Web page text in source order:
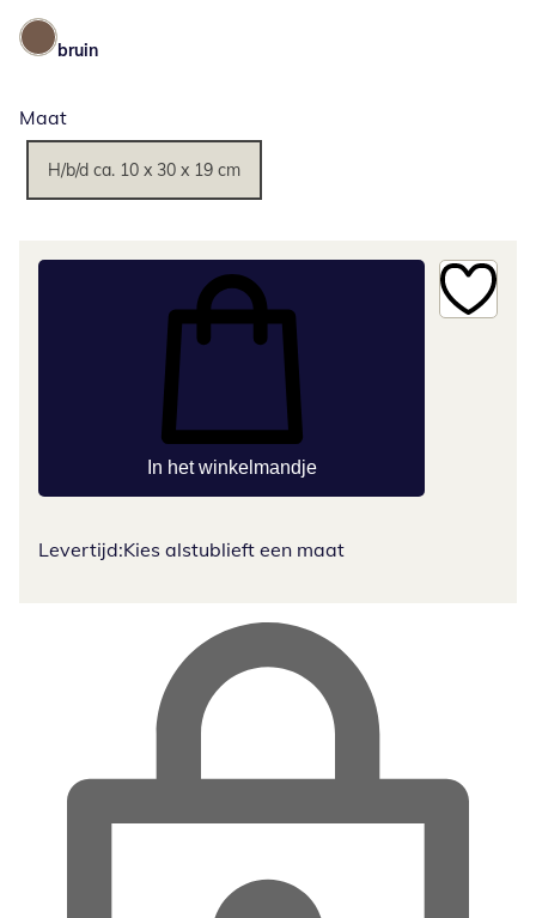
bruin
Maat
H/b/d ca. 10 x 30 x 19 cm
In het winkelmandje
Levertijd:Kies alstublieft een maat